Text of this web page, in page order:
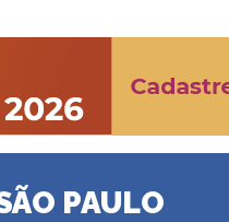
PAULO